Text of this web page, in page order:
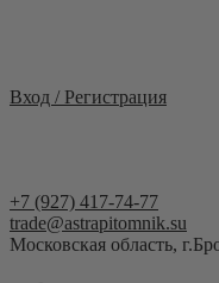
Вход / Регистрация
+7 (927) 417-74-77
trade@astrapitomnik.su
Московская область,